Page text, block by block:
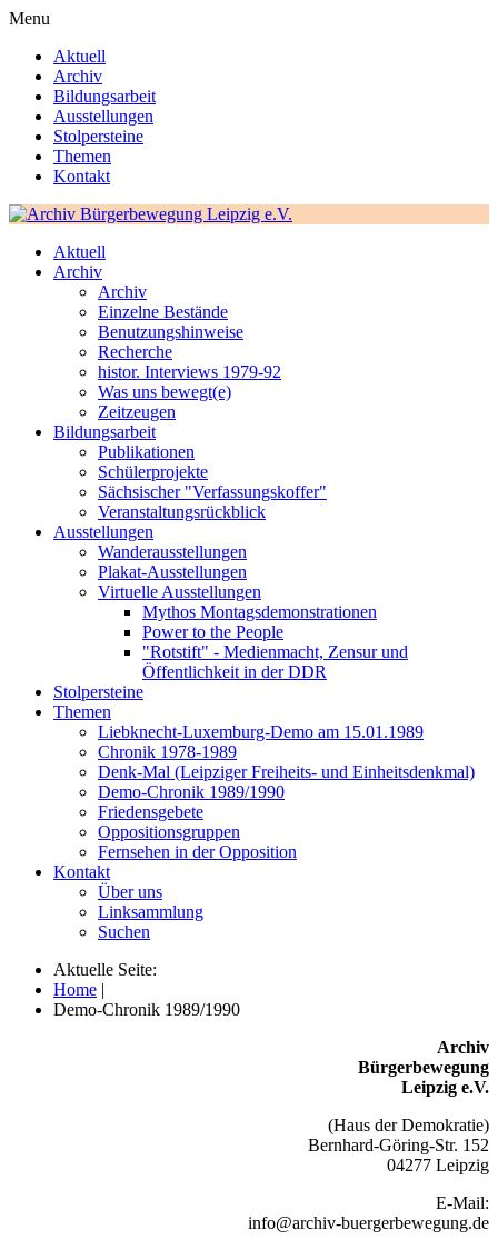
Menu
Aktuell
Archiv
Bildungsarbeit
Ausstellungen
Stolpersteine
Themen
Kontakt
Aktuell
Archiv
Archiv
Einzelne Bestände
Benutzungshinweise
Recherche
histor. Interviews 1979-92
Was uns bewegt(e)
Zeitzeugen
Bildungsarbeit
Publikationen
Schülerprojekte
Sächsischer "Verfassungskoffer"
Veranstaltungsrückblick
Ausstellungen
Wanderausstellungen
Plakat-Ausstellungen
Virtuelle Ausstellungen
Mythos Montagsdemonstrationen
Power to the People
"Rotstift" - Medienmacht, Zensur und
Öffentlichkeit in der DDR
Stolpersteine
Themen
Liebknecht-Luxemburg-Demo am 15.01.1989
Chronik 1978-1989
Denk-Mal (Leipziger Freiheits- und Einheitsdenkmal)
Demo-Chronik 1989/1990
Friedensgebete
Oppositionsgruppen
Fernsehen in der Opposition
Kontakt
Über uns
Linksammlung
Suchen
Aktuelle Seite:
Home |
Demo-Chronik 1989/1990
Archiv
Bürgerbewegung
Leipzig e.V.
(Haus der Demokratie)
Bernhard-Göring-Str. 152
04277 Leipzig
E-Mail:
info@archiv-buergerbewegung.de